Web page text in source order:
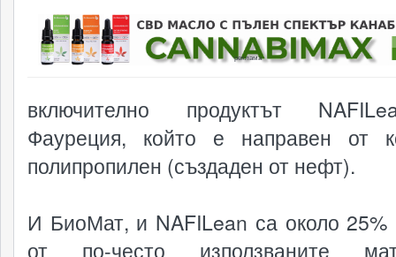
реклама
включително продуктът
Фауреция, който е направен от
полипропилен (създаден от нефт).
И БиоМат, и NAFILean са около 25%
от по-често използваните